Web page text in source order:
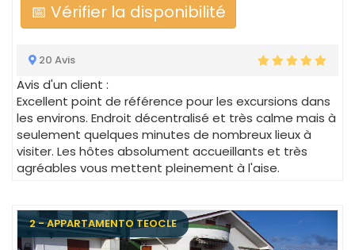
📅 Vérifier la disponibilité
20 Avis
Avis d'un client :
Excellent point de référence pour les excursions dans
les environs. Endroit décentralisé et très calme mais à
seulement quelques minutes de nombreux lieux à
visiter. Les hôtes absolument accueillants et très
agréables vous mettent pleinement à l'aise.
2 - APPARTAMENTO TEOCLE